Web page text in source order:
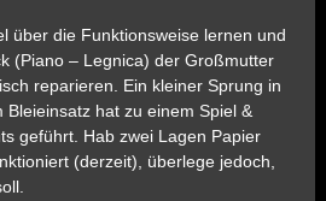
über die Funktionsweise lernen und
(Piano – Legnica) der Großmutter
reparieren. Ein kleiner Sprung in
Bleieinsatz hat zu einem Spiel &
geführt. Hab zwei Lagen Papier
(derzeit), überlege jedoch,